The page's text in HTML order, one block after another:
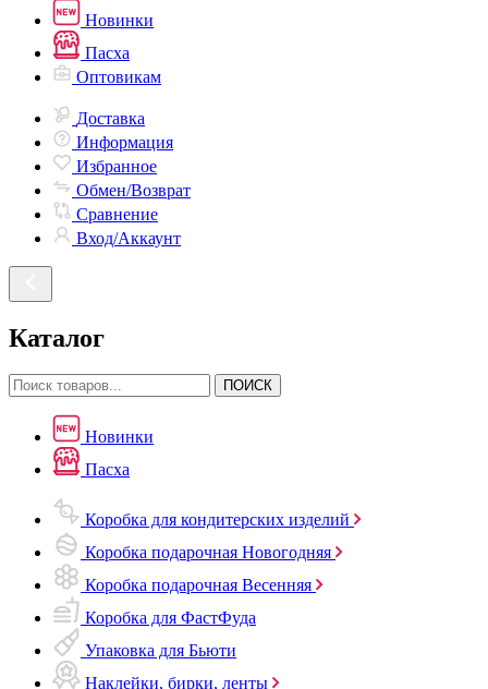
Новинки
Пасха
Оптовикам
Доставка
Информация
Избранное
Обмен/Возврат
Сравнение
Вход/Аккаунт
Каталог
ПОИСК
Новинки
Пасха
Коробка для кондитерских изделий
Коробка подарочная Новогодняя
Коробка подарочная Весенняя
Коробка для ФастФуда
Упаковка для Бьюти
Наклейки, бирки, ленты